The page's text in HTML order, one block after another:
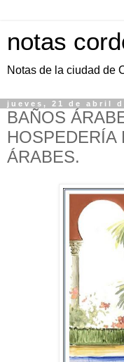
notas
Notas de la ciudad de
jueves, 21 de abril
BAÑOS
HOSPEDERÍA
ÁRABES.